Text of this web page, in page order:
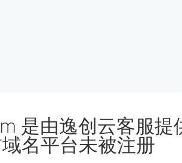
是由逸创云客服提
名平台未被注册